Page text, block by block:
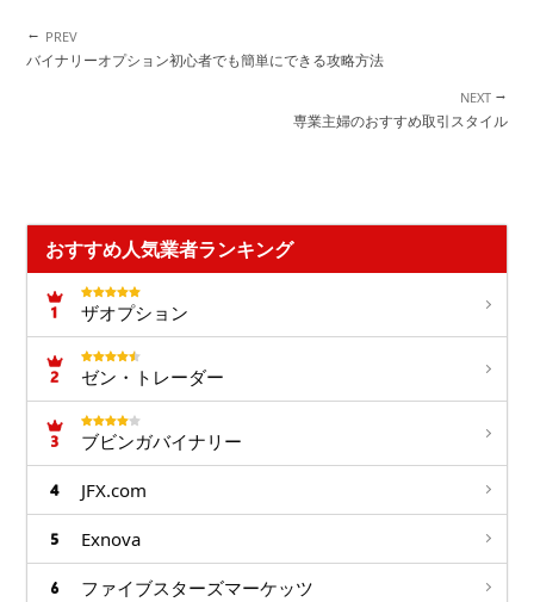
投稿ナビゲーション
←
バイナリーオプション初心者でも簡単にできる攻略方法
専業主婦のおすすめ取引スタイル
→
おすすめ人気業者ランキング
ザオプション
ゼン・トレーダー
ブビンガバイナリー
JFX.com
Exnova
ファイブスターズマーケッツ